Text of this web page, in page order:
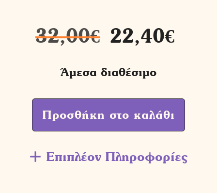
32,00€ 22,40€
Άμεσα διαθέσιμο
Προσθήκη στο καλάθι
Επιπλέον Πληροφορίες